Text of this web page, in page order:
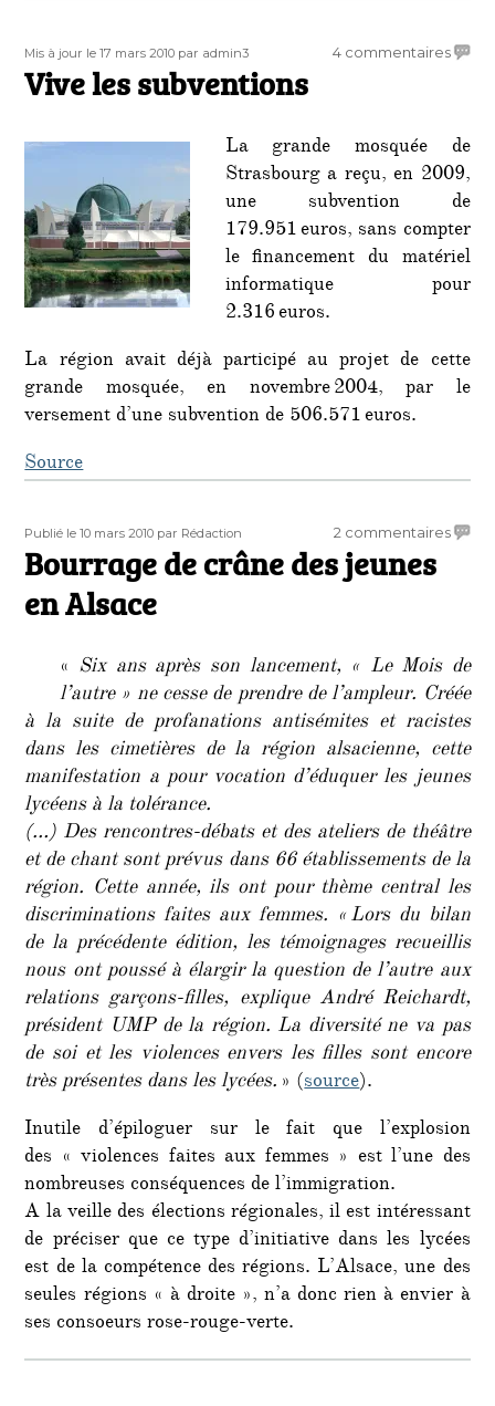
Publié
le
Mis à jour le 17 mars 2010 Auteur
par admin3 4 commentairessur
Vive les subventions
La grande mosquée de
Strasbourg a reçu, en 2009,
une subvention de
179.951 euros, sans compter
le financement du matériel
informatique pour
2.316 euros.
La région avait déjà participé au projet de cette
grande mosquée, en novembre 2004, par le
versement d’une subvention de 506.571 euros.
Source
Publié
le
Publié le 10 mars 2010 Auteur
par Rédaction 2 commentairessur
en
Bourrage de crâne des jeunes
en Alsace
« Six ans après son lancement, « Le Mois de
l’autre » ne cesse de prendre de l’ampleur. Créée
à la suite de profanations antisémites et racistes
dans les cimetières de la région alsacienne, cette
manifestation a pour vocation d’éduquer les jeunes
lycéens à la tolérance.
(…) Des rencontres-débats et des ateliers de théâtre
et de chant sont prévus dans 66 établissements de la
région. Cette année, ils ont pour thème central les
discriminations faites aux femmes. « Lors du bilan
de la précédente édition, les témoignages recueillis
nous ont poussé à élargir la question de l’autre aux
relations garçons-filles, explique André Reichardt,
président UMP de la région. La diversité ne va pas
de soi et les violences envers les filles sont encore
très présentes dans les lycées. » (source).
Inutile d’épiloguer sur le fait que l’explosion
des « violences faites aux femmes » est l’une des
nombreuses conséquences de l’immigration.
A la veille des élections régionales, il est intéressant
de préciser que ce type d’initiative dans les lycées
est de la compétence des régions. L’Alsace, une des
seules régions « à droite », n’a donc rien à envier à
ses consoeurs rose-rouge-verte.